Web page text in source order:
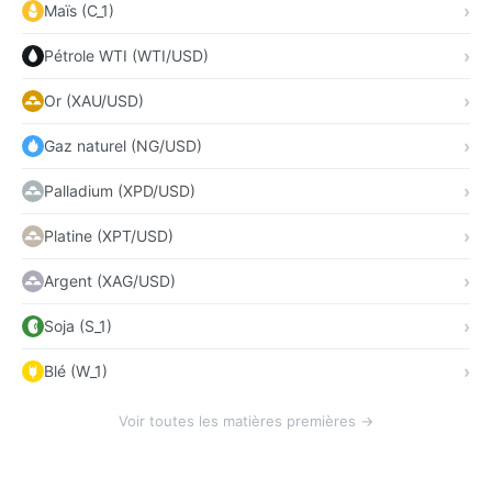
Maïs (C_1)
Pétrole WTI (WTI/USD)
Or (XAU/USD)
Gaz naturel (NG/USD)
Palladium (XPD/USD)
Platine (XPT/USD)
Argent (XAG/USD)
Soja (S_1)
Blé (W_1)
Voir toutes les matières premières →